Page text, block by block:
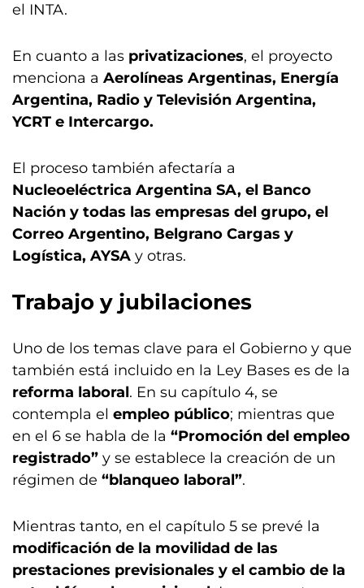
el INTA.
En cuanto a las privatizaciones, el proyecto
menciona a Aerolíneas Argentinas, Energía
Argentina, Radio y Televisión Argentina,
YCRT e Intercargo.
El proceso también afectaría a
Nucleoeléctrica Argentina SA, el Banco
Nación y todas las empresas del grupo, el
Correo Argentino, Belgrano Cargas y
Logística, AYSA y otras.
Trabajo y jubilaciones
Uno de los temas clave para el Gobierno y que
también está incluido en la Ley Bases es de la
reforma laboral. En su capítulo 4, se
contempla el empleo público; mientras que
en el 6 se habla de la “Promoción del empleo
registrado” y se establece la creación de un
régimen de “blanqueo laboral”.
Mientras tanto, en el capítulo 5 se prevé la
modificación de la movilidad de las
prestaciones previsionales y el cambio de la